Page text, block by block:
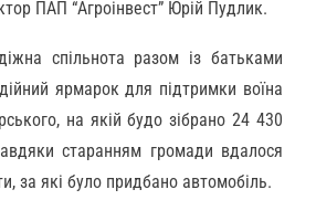
ПАП “Агроінвест” Юрій Пудлик.
спільнота разом із батьками
ярмарок для підтримки воїна
на якій будо зібрано 24 430
старанням громади вдалося
за які було придбано автомобіль.